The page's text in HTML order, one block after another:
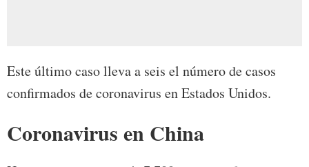
Este último caso lleva a seis el número de casos
confirmados de coronavirus en Estados Unidos.
Coronavirus en China